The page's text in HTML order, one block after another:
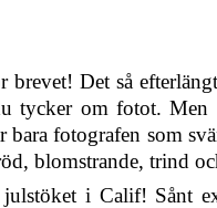
brevet! Det så
tycker om fotot. Men
bara fotografen som
blomstrande, trind
i Calif! Sånt